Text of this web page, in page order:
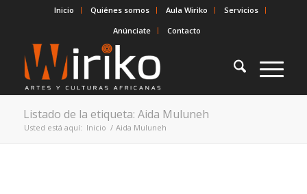
Inicio Quiénes somos Aula Wiriko
Servicios
Anúnciate
Contacto
Listado de la etiqueta: Aida Muluneh
Usted está aquí: Inicio / Aida Muluneh